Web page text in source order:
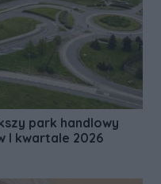
park handlowy
I kwartale 2026